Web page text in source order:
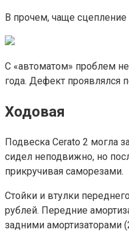
В прочем, чаще
С «автоматом» проблем
года. Дефект проявлялся
Ходовая
Подвеска Cerato 2 могла
сидел неподвижно, но
прикручивая саморезами.
Стойки и втулки
рублей. Передние
задними амортизаторами